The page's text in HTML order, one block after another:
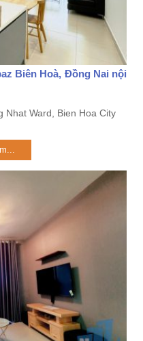
Biên Hoà, Đồng Nai nội
Nhat Ward, Bien Hoa City